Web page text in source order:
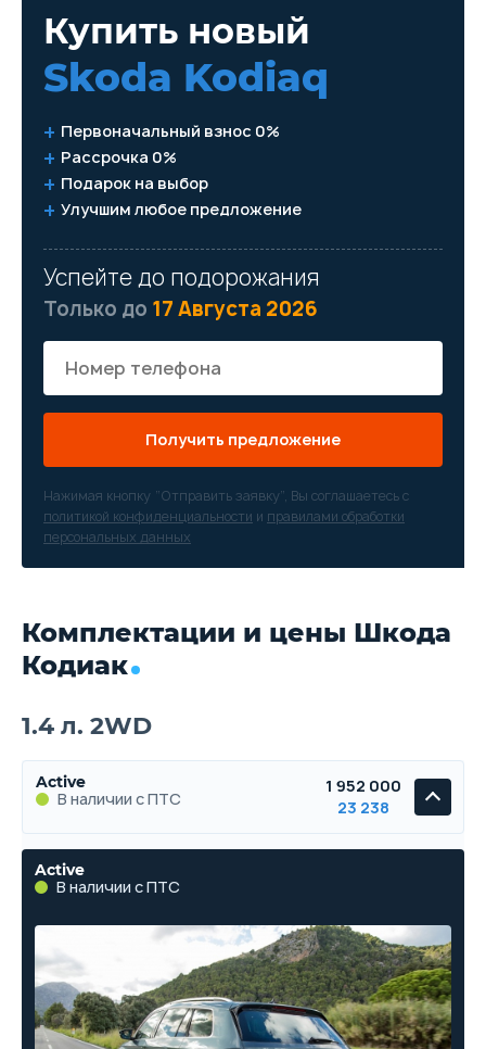
Купить новый
Skoda Kodiaq
Первоначальный взнос 0%
Рассрочка 0%
Подарок на выбор
Улучшим любое предложение
Успейте до подорожания
Только до 17 Августа 2026
Получить предложение
Нажимая кнопку “Отправить заявку”, Вы соглашаетесь с
политикой конфиденциальности и правилами обработки
персональных данных
Комплектации и цены Шкода
Кодиак
1.4 л. 2WD
Active
В наличии с ПТС
1 952 000
23 238
Active
В наличии с ПТС